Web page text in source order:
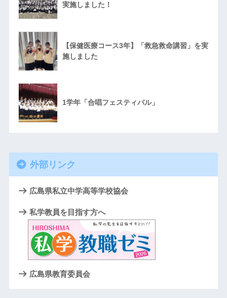
実施しました！
【保健医療コース3年】「救急救命講習」を実
施しました
1学年「合唱フェスティバル」
外部リンク
広島県私立中学高等学校協会
私学教員を目指す方へ
広島県教育委員会